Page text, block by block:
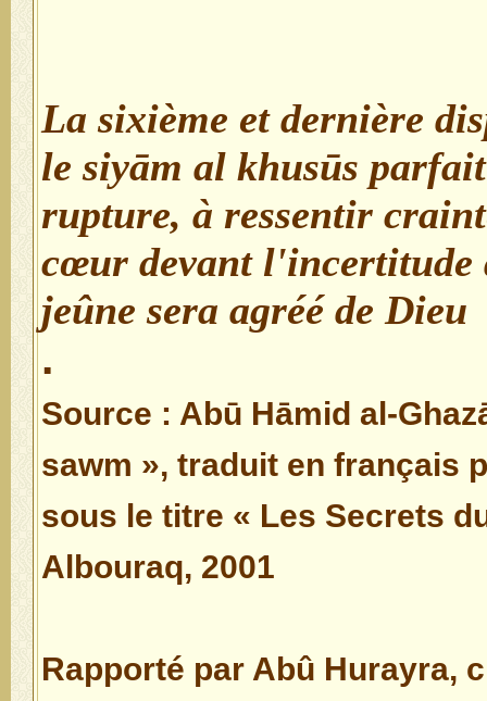
- La sixième et dernière
le siyām al khusūs
rupture, à ressentir
cœur devant l'incertitude
jeûne sera agréé de Dieu
.
Source : Abū Hāmid al-
sawm », traduit en français
sous le titre « Les Secrets
Albouraq, 2001
(1) Rapporté par Abû